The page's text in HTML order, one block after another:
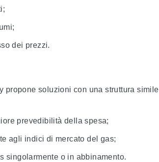
dei prezzi.
propone soluzioni con una struttura
prevedibilità della spesa;
agli indici di mercato del gas;
singolarmente o in abbinamento.